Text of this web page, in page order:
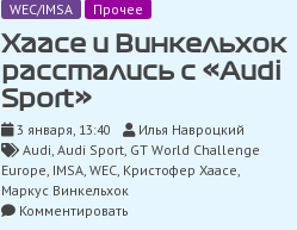
WEC/IMSA Прочее
Хаасе и Винкельхок
расстались с «Audi
Sport»
3 января, 13:40
Илья Навроцкий
Audi, Audi Sport, GT World Challenge
Europe, IMSA, WEC, Кристофер Хаасе,
Маркус Винкельхок
Комментироватьon